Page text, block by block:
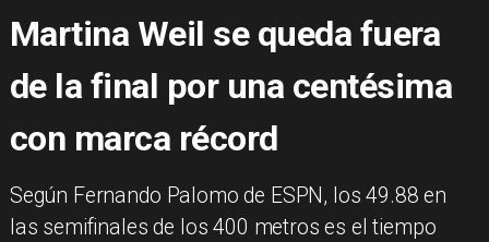
Martina Weil se queda fuera
de la final por una centésima
con marca récord
Según Fernando Palomo de ESPN, los 49.88 en
las semifinales de los 400 metros es el tiempo